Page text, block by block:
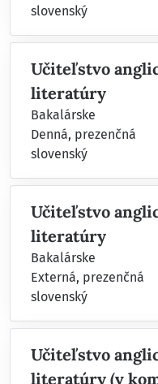
slovenský
Učiteľstvo
literatúry
Bakalárske
Denná, prezenčná
slovenský
Učiteľstvo
literatúry
Bakalárske
Externá, prezenčná
slovenský
Učiteľstvo
literatúry (v